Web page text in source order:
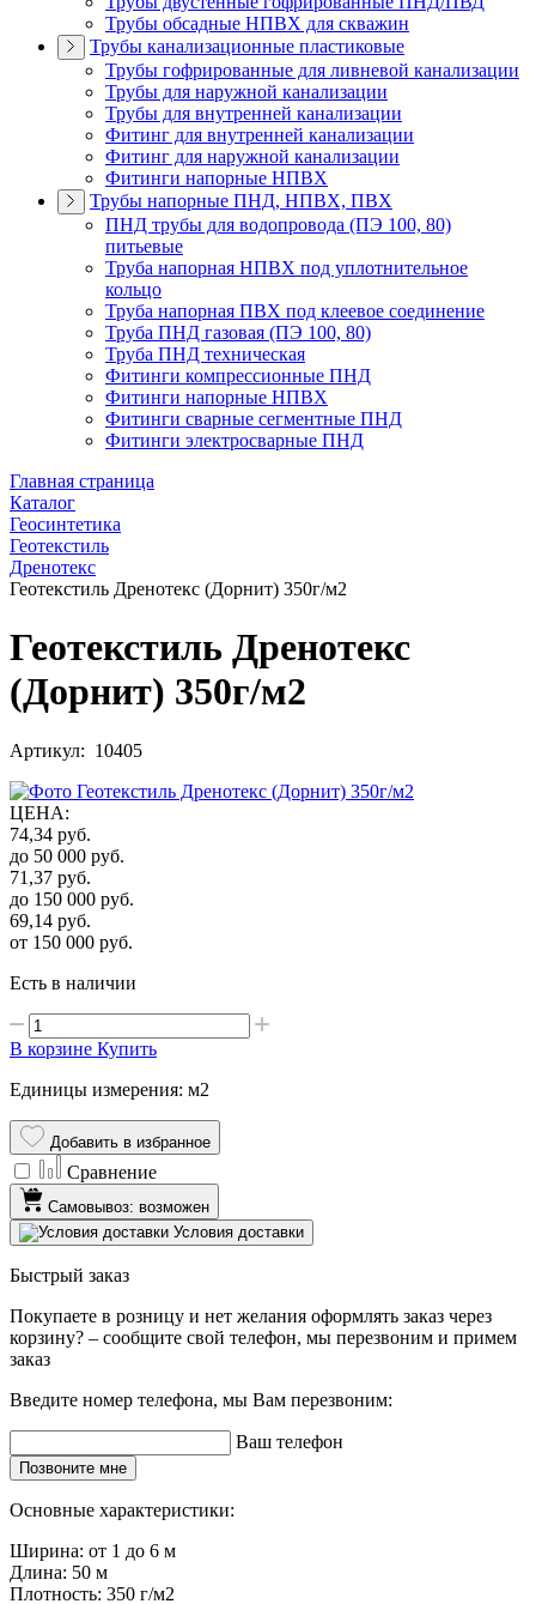
Трубы обсадные НПВХ для скважин
Трубы канализационные пластиковые
Трубы гофрированные для ливневой канализации
Трубы для наружной канализации
Трубы для внутренней канализации
Фитинг для внутренней канализации
Фитинг для наружной канализации
Фитинги напорные НПВХ
Трубы напорные ПНД, НПВХ, ПВХ
ПНД трубы для водопровода (ПЭ 100, 80)
питьевые
Труба напорная НПВХ под уплотнительное
кольцо
Труба напорная ПВХ под клеевое соединение
Труба ПНД газовая (ПЭ 100, 80)
Труба ПНД техническая
Фитинги компрессионные ПНД
Фитинги напорные НПВХ
Фитинги сварные сегментные ПНД
Фитинги электросварные ПНД
Главная страница
Каталог
Геосинтетика
Геотекстиль
Дренотекс
Геотекстиль Дренотекс (Дорнит) 350г/м2
Геотекстиль Дренотекс
(Дорнит) 350г/м2
Артикул: 10405
ЦЕНА:
74,34 руб.
до 50 000 руб.
71,37 руб.
до 150 000 руб.
69,14 руб.
от 150 000 руб.
Есть в наличии
В корзине Купить
Единицы измерения: м2
Добавить в избранное
Сравнение
Самовывоз: возможен
Условия доставки
Быстрый заказ
Покупаете в розницу и нет желания оформлять заказ через
корзину? – сообщите свой телефон, мы перезвоним и примем
заказ
Введите номер телефона, мы Вам перезвоним:
Ваш телефон
Позвоните мне
Основные характеристики:
Ширина: от 1 до 6 м
Длина: 50 м
Плотность: 350 г/м2